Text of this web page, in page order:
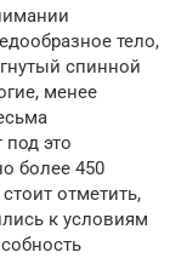
тело,
спинной
менее
это
более 450
отметить,
к условиям